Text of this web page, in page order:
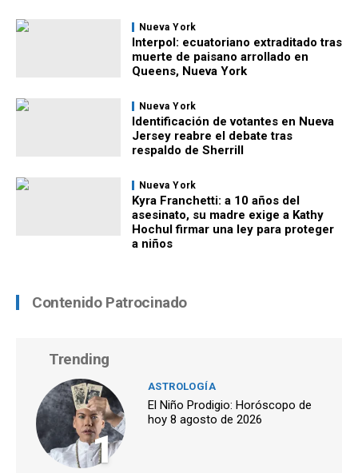
Nueva York
Interpol: ecuatoriano extraditado tras
muerte de paisano arrollado en
Queens, Nueva York
Nueva York
Identificación de votantes en Nueva
Jersey reabre el debate tras
respaldo de Sherrill
Nueva York
Kyra Franchetti: a 10 años del
asesinato, su madre exige a Kathy
Hochul firmar una ley para proteger
a niños
Contenido Patrocinado
Trending
1
ASTROLOGÍA
El Niño Prodigio: Horóscopo de
hoy 8 agosto de 2026